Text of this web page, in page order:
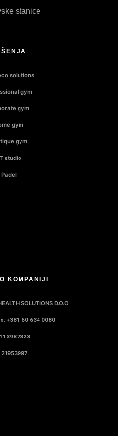
stanice
solutions
gym
gym
gym
gym
studio
Padel
KOMPANIJI
SOLUTIONS D.O.O
+381 60 634 0080
21953997